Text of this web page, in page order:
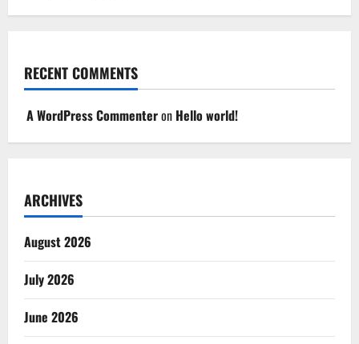
RECENT COMMENTS
A WordPress Commenteron Hello world!
ARCHIVES
August 2026
July 2026
June 2026